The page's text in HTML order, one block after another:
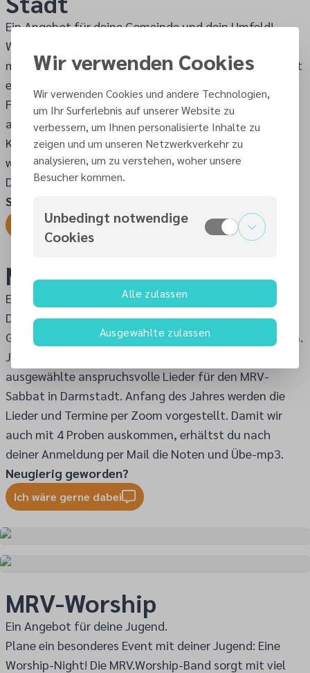
Ein Angebot für deine Gemeinde und dein Umfeld!
Wenn deine Gemeinde ein Herz für Kinder hat, gern
musiziert und sich für die Stadt einsetzen will, dann ist
eine Musicalwoche in den Ferien der Hit! Ein tolles
Ferienangebot ist nicht nur für die Gemeindekinder
attraktiv, sondern auch für deren Freunde und alle
Kinder, die in den Ferien etwas Besonderes machen
wollen. Ich helfe euch gern in der Organisation und
Durchführung, damit alles reibungslos klappt.
Sprecht mich an!
Ich möchte mich informieren
MRV-Chor
Ein Angebot für alle Singbegeisterten.
Der MRV-CHor vereint motivierte Sänger/Innen.
Geleitet wird es von einem engagierten Chorleiterteam.
Jedes Jahr proben wir an 4 Sonntagen ca. 6
ausgewählte anspruchsvolle Lieder für den MRV-
Sabbat in Darmstadt. Anfang des Jahres werden die
Lieder und Termine per Zoom vorgestellt. Damit wir
auch mit 4 Proben auskommen, erhältst du nach
deiner Anmeldung per Mail die Noten und Übe-mp3.
Neugierig geworden?
Ich wäre gerne dabei
MRV-Worship
Ein Angebot für deine Jugend.
Plane ein besonderes Event mit deiner Jugend: Eine
Worship-Night! Die MRV.Worship-Band sorgt mit viel
Wir verwenden Cookies
Wir verwenden Cookies und andere Technologien,
um Ihr Surferlebnis auf unserer Website zu
verbessern, um Ihnen personalisierte Inhalte zu
zeigen und um unseren Netzwerkverkehr zu
analysieren, um zu verstehen, woher unsere
Besucher kommen.
Unbedingt notwendige
Cookies
Alle zulassen
Ausgewählte zulassen